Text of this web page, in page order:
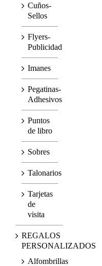
Cuños-
Sellos
Flyers-
Publicidad
Imanes
Pegatinas-
Adhesivos
Puntos
de libro
Sobres
Talonarios
Tarjetas
de
visita
REGALOS
PERSONALIZADOS
Alfombrillas